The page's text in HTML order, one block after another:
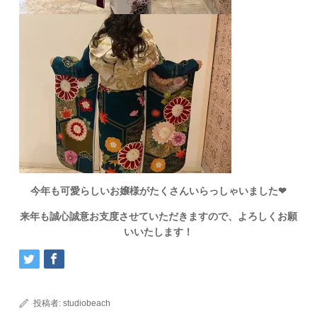
今年も可愛らしいお嬢様がたくさんいらっしゃいました❤︎
来年も誠心誠意お支度させていただきますので、よろしくお願
いいたします！
投稿者:studiobeach